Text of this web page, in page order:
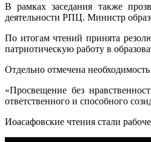
В рамках заседания также
деятельности РПЦ. Министр
По итогам чтений принята
патриотическую работу в
Отдельно отмечена
«Просвещение без
ответственного и способного
Иоасафовские чтения стали